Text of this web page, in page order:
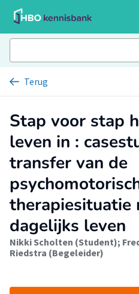
Terug
Stap voor stap
leven in :
transfer van de
therapiesituatie
dagelijks leven
Nikki Scholten (Student);
Riedstra (Begeleider)